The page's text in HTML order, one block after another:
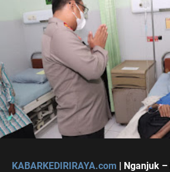
KABARKEDIRIRAYA.com | Nganjuk –